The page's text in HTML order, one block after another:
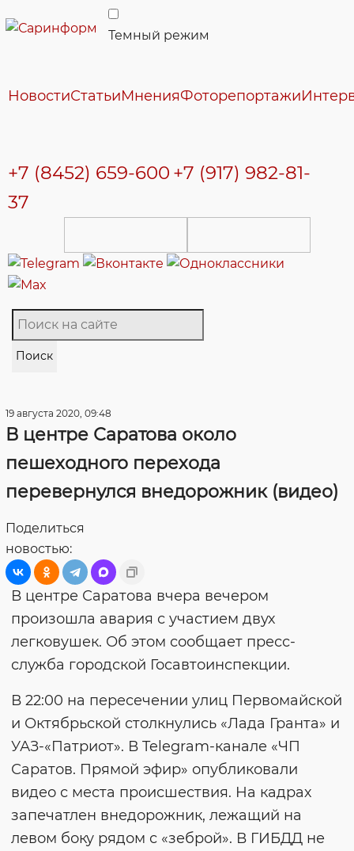
Темный режим
НовостиСтатьиМненияФоторепортажи
+7 (8452) 659-600 +7 (917) 982-81-
37
Поиск
19 августа 2020, 09:48
В центре Саратова около
пешеходного перехода
перевернулся внедорожник (видео)
Поделиться
новостью:
В центре Саратова вчера вечером
произошла авария с участием двух
легковушек. Об этом сообщает пресс-
служба городской Госавтоинспекции.
В 22:00 на пересечении улиц Первомайской
и Октябрьской столкнулись «Лада Гранта» и
УАЗ-«Патриот». В Telegram-канале «ЧП
Саратов. Прямой эфир» опубликовали
видео с места происшествия. На кадрах
запечатлен внедорожник, лежащий на
левом боку рядом с «зеброй». В ГИБДД не